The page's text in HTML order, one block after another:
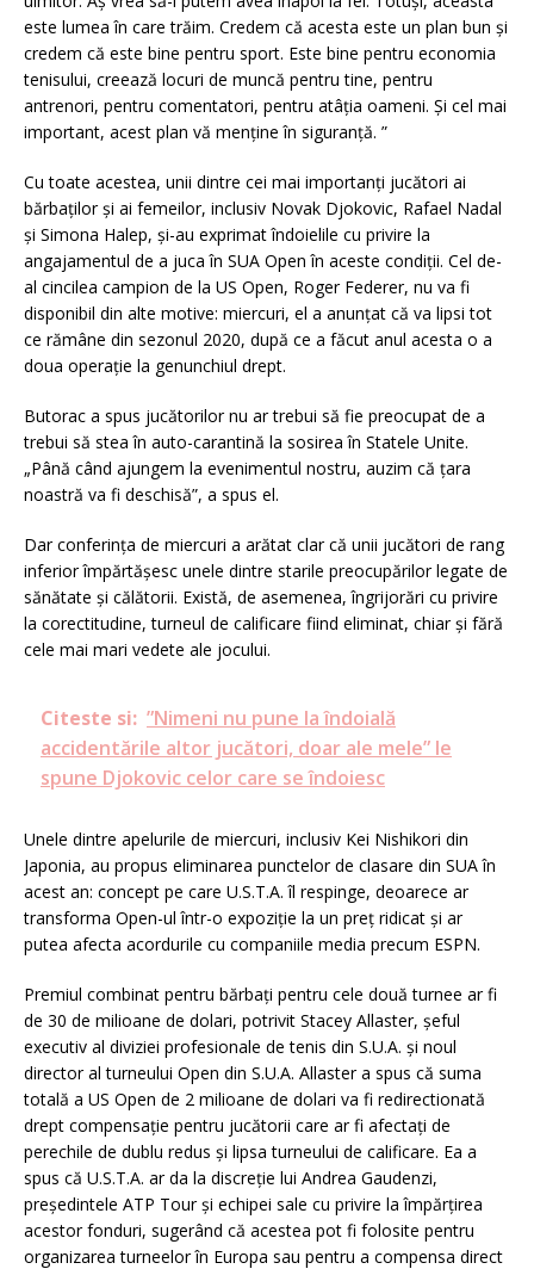
este lumea în care trăim. Credem că acesta este un plan bun și
credem că este bine pentru sport. Este bine pentru economia
tenisului, creează locuri de muncă pentru tine, pentru
antrenori, pentru comentatori, pentru atâția oameni. Și cel mai
important, acest plan vă menține în siguranță. ”
Cu toate acestea, unii dintre cei mai importanți jucători ai
bărbaților și ai femeilor, inclusiv Novak Djokovic, Rafael Nadal
și Simona Halep, și-au exprimat îndoielile cu privire la
angajamentul de a juca în SUA Open în aceste condiții. Cel de-
al cincilea campion de la US Open, Roger Federer, nu va fi
disponibil din alte motive: miercuri, el a anunțat că va lipsi tot
ce rămâne din sezonul 2020, după ce a făcut anul acesta o a
doua operație la genunchiul drept.
Butorac a spus jucătorilor nu ar trebui să fie preocupat de a
trebui să stea în auto-carantină la sosirea în Statele Unite.
„Până când ajungem la evenimentul nostru, auzim că țara
noastră va fi deschisă”, a spus el.
Dar conferința de miercuri a arătat clar că unii jucători de rang
inferior împărtășesc unele dintre starile preocupărilor legate de
sănătate și călătorii. Există, de asemenea, îngrijorări cu privire
la corectitudine, turneul de calificare fiind eliminat, chiar și fără
cele mai mari vedete ale jocului.
Citeste si: ”Nimeni nu pune la îndoială
accidentările altor jucători, doar ale mele” le
spune Djokovic celor care se îndoiesc
Unele dintre apelurile de miercuri, inclusiv Kei Nishikori din
Japonia, au propus eliminarea punctelor de clasare din SUA în
acest an: concept pe care U.S.T.A. îl respinge, deoarece ar
transforma Open-ul într-o expoziție la un preț ridicat și ar
putea afecta acordurile cu companiile media precum ESPN.
Premiul combinat pentru bărbați pentru cele două turnee ar fi
de 30 de milioane de dolari, potrivit Stacey Allaster, șeful
executiv al diviziei profesionale de tenis din S.U.A. și noul
director al turneului Open din S.U.A. Allaster a spus că suma
totală a US Open de 2 milioane de dolari va fi redirectionată
drept compensație pentru jucătorii care ar fi afectați de
perechile de dublu redus și lipsa turneului de calificare. Ea a
spus că U.S.T.A. ar da la discreție lui Andrea Gaudenzi,
președintele ATP Tour și echipei sale cu privire la împărțirea
acestor fonduri, sugerând că acestea pot fi folosite pentru
organizarea turneelor în Europa sau pentru a compensa direct